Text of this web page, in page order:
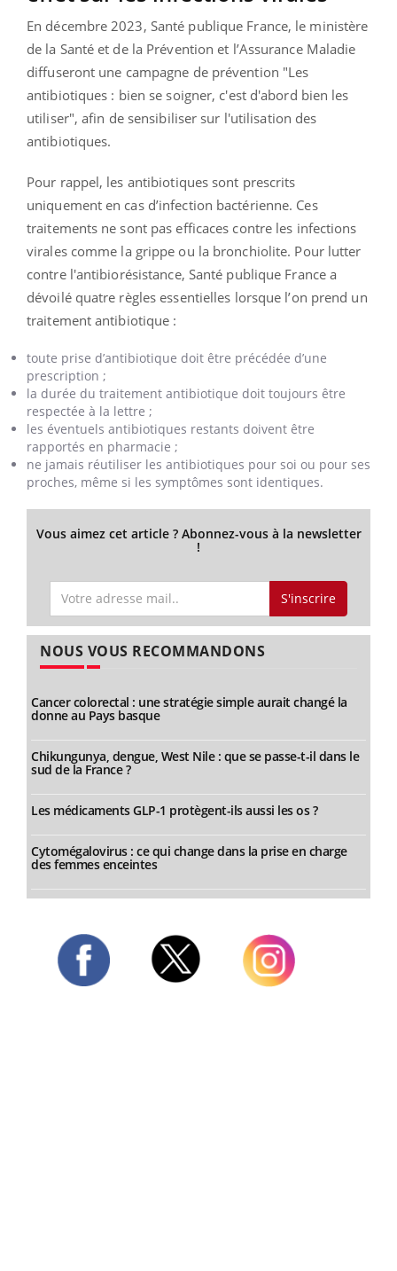
En décembre 2023, Santé publique France, le ministère
de la Santé et de la Prévention et l’Assurance Maladie
diffuseront une campagne de prévention "Les
antibiotiques : bien se soigner, c'est d'abord bien les
utiliser", afin de sensibiliser sur l'utilisation des
antibiotiques.
Pour rappel, les antibiotiques sont prescrits
uniquement en cas d’infection bactérienne. Ces
traitements ne sont pas efficaces contre les infections
virales comme la grippe ou la bronchiolite. Pour lutter
contre l'antibiorésistance, Santé publique France a
dévoilé quatre règles essentielles lorsque l’on prend un
traitement antibiotique :
toute prise d’antibiotique doit être précédée d’une
prescription ;
la durée du traitement antibiotique doit toujours être
respectée à la lettre ;
les éventuels antibiotiques restants doivent être
rapportés en pharmacie ;
ne jamais réutiliser les antibiotiques pour soi ou pour ses
proches, même si les symptômes sont identiques.
Vous aimez cet article ? Abonnez-vous à la newsletter
!
S'inscrire
NOUS VOUS RECOMMANDONS
Cancer colorectal : une stratégie simple aurait changé la
donne au Pays basque
Chikungunya, dengue, West Nile : que se passe-t-il dans le
sud de la France ?
Les médicaments GLP-1 protègent-ils aussi les os ?
Cytomégalovirus : ce qui change dans la prise en charge
des femmes enceintes